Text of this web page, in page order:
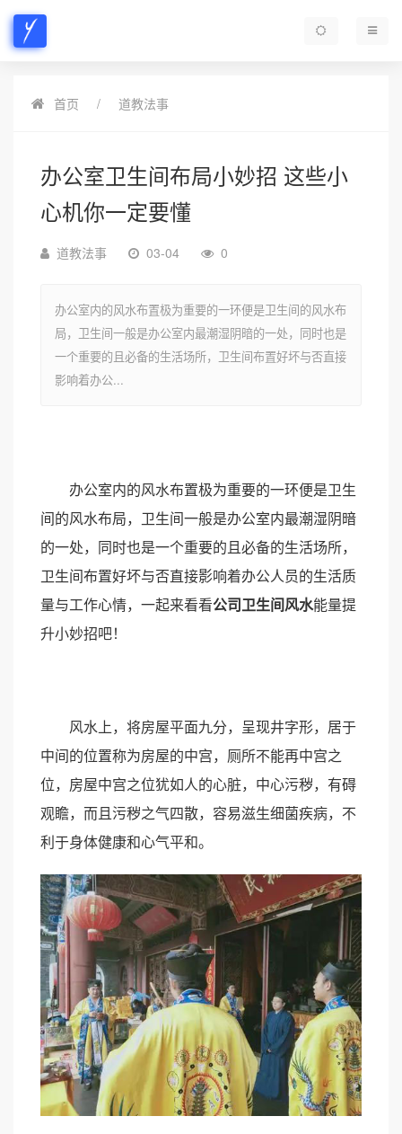
首页 道教法事
办公室卫生间布局小妙招 这些小
心机你一定要懂
道教法事 03-04 0
办公室内的风水布置极为重要的一环便是卫生间的风水布
局，卫生间一般是办公室内最潮湿阴暗的一处，同时也是
一个重要的且必备的生活场所，卫生间布置好坏与否直接
影响着办公...
办公室内的风水布置极为重要的一环便是卫生
间的风水布局，卫生间一般是办公室内最潮湿阴暗
的一处，同时也是一个重要的且必备的生活场所，
卫生间布置好坏与否直接影响着办公人员的生活质
量与工作心情，一起来看看公司卫生间风水能量提
升小妙招吧！
风水上，将房屋平面九分，呈现井字形，居于
中间的位置称为房屋的中宫，厕所不能再中宫之
位，房屋中宫之位犹如人的心脏，中心污秽，有碍
观瞻，而且污秽之气四散，容易滋生细菌疾病，不
利于身体健康和心气平和。